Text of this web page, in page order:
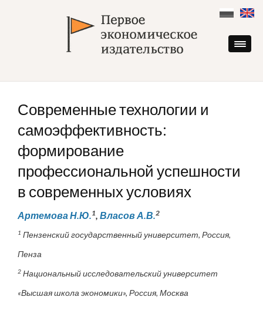
content
Современные технологии и
самоэффективность:
формирование
профессиональной успешности
в современных условиях
Артемова Н.Ю.1, Власов А.В.2
1 Пензенский государственный университет, Россия,
Пенза
2 Национальный исследовательский университет
«Высшая школа экономики», Россия, Москва